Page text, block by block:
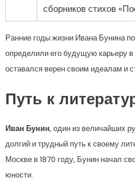
сборников стихов
Ранние годы жизни Ивана Бунина
определили его будущую карьеру
оставался верен своим идеалам и
Путь к
Иван Бунин, один из величайших
долгий и трудный путь к своему
Москве в 1870 году, Бунин начал
юности.